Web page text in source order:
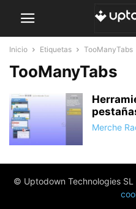
Inicio Etiquetas TooManyTabs
TooManyTabs
Merche
© Uptodown Technologies SL |